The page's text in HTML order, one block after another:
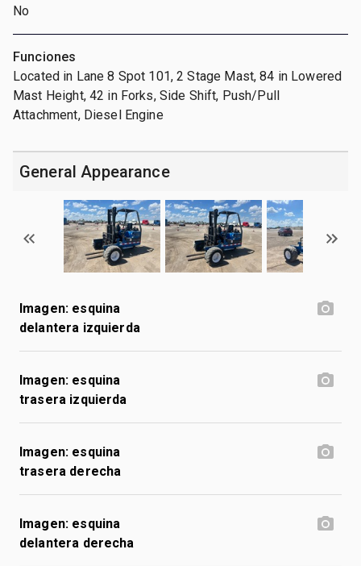
No
Funciones
Located in Lane 8 Spot 101, 2 Stage Mast, 84 in Lowered
Mast Height, 42 in Forks, Side Shift, Push/Pull
Attachment, Diesel Engine
General Appearance
Imagen: esquina
delantera izquierda
Imagen: esquina
trasera izquierda
Imagen: esquina
trasera derecha
Imagen: esquina
delantera derecha